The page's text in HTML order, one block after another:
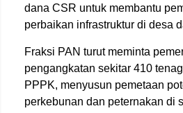
dana CSR untuk membantu
perbaikan infrastruktur di desa
Fraksi PAN turut meminta
pengangkatan sekitar 410
PPPK, menyusun pemetaan
perkebunan dan peternakan di